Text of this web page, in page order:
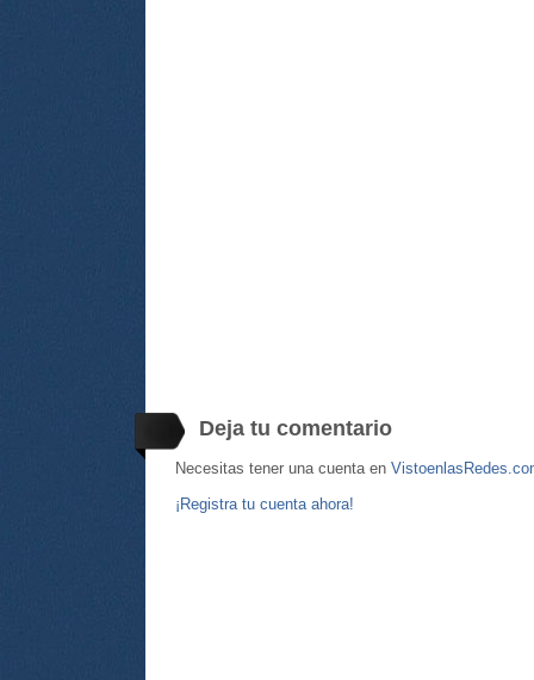
Deja tu comentario
Necesitas tener una cuenta en
¡Registra tu cuenta ahora!